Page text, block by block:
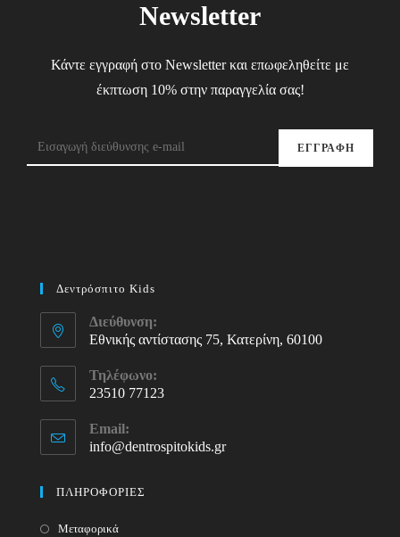
Newsletter
Κάντε εγγραφή στο Newsletter και επωφεληθείτε με
έκπτωση 10% στην παραγγελία σας!
ΕΓΓΡΑΦΗ
Δεντρόσπιτο Kids
Διεύθυνση:
Εθνικής αντίστασης 75, Κατερίνη, 60100
Τηλέφωνο:
23510 77123
in
Email:
info@dentrospitokids.grOpens
ΠΛΗΡΟΦΟΡΙΕΣ
Μεταφορικά